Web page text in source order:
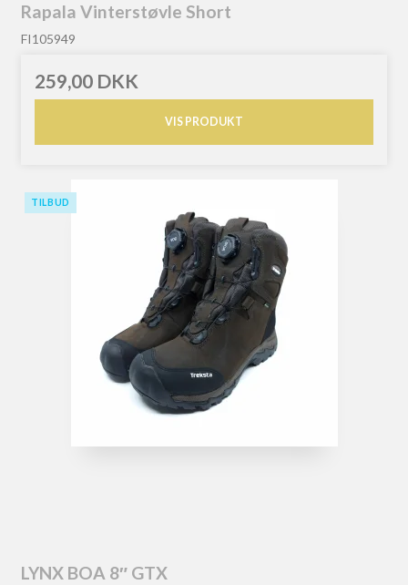
Rapala Vinterstøvle Short
FI105949
259,00 DKK
VIS PRODUKT
TILBUD
LYNX BOA 8″ GTX